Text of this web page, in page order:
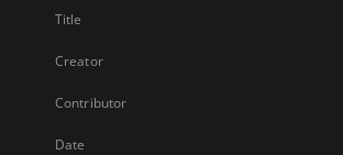
Title
Creator
Contributor
Date